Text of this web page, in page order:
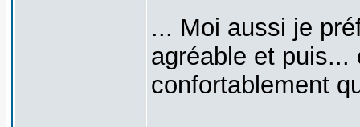
... Moi aussi je
agréable et puis...
confortablement